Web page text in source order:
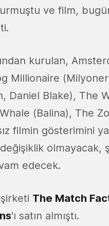
ve film,
kurulan,
Millionaire
Daniel Blake), The
(Balina), The
filmin gösterimini
olmayacak,
edecek.
The Match
'ı satın almıştı.